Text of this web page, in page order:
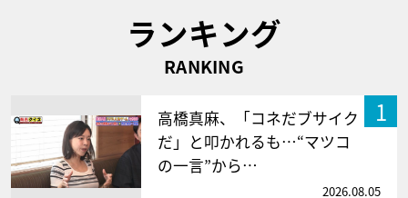
ランキング
RANKING
1
高橋真麻、「コネだブサイク
だ」と叩かれるも…“マツコ
の一言”から…
2026.08.05